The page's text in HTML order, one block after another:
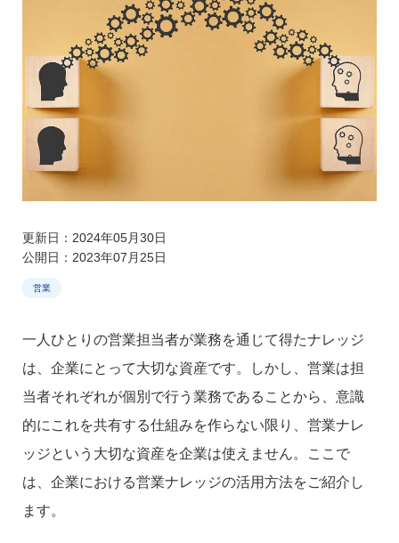
更新日：2024年05月30日
公開日：2023年07月25日
営業
一人ひとりの営業担当者が業務を通じて得たナレッジ
は、企業にとって大切な資産です。しかし、営業は担
当者それぞれが個別で行う業務であることから、意識
的にこれを共有する仕組みを作らない限り、営業ナレ
ッジという大切な資産を企業は使えません。ここで
は、企業における営業ナレッジの活用方法をご紹介し
ます。